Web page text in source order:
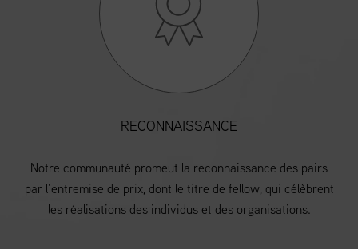
RECONNAISSANCE
Notre communauté promeut la reconnaissance des pairs
par l’entremise de prix, dont le titre de fellow, qui célèbrent
les réalisations des individus et des organisations.